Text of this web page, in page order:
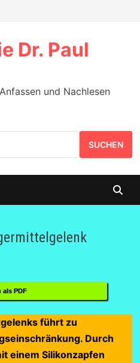
Dr. Paul
und Nachlesen
SUCHEN
als PDF
führt zu
Durch
einem Silikonzapfen